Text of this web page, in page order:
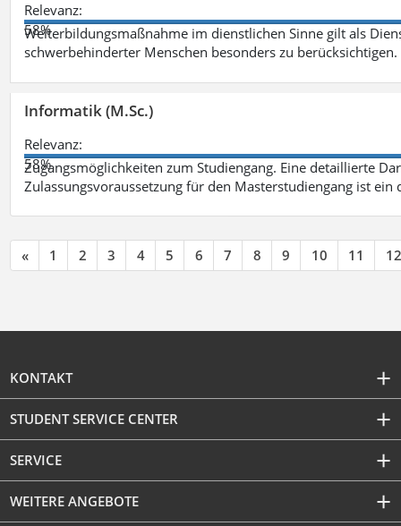
Relevanz:
58%
Weiterbildungsmaßnahme im dienstlichen Sinne gilt als
schwerbehinderter Menschen besonders zu berücksichtigen.
Informatik (M.Sc.)
Relevanz:
58%
Zugangsmöglichkeiten zum Studiengang. Eine detaillierte
Zulassungsvoraussetzung für den Masterstudiengang ist
« 1 2 3 4 5 6 7 8 9 10 11 12
KONTAKT
STUDENT SERVICE CENTER
SERVICE
WEITERE ANGEBOTE